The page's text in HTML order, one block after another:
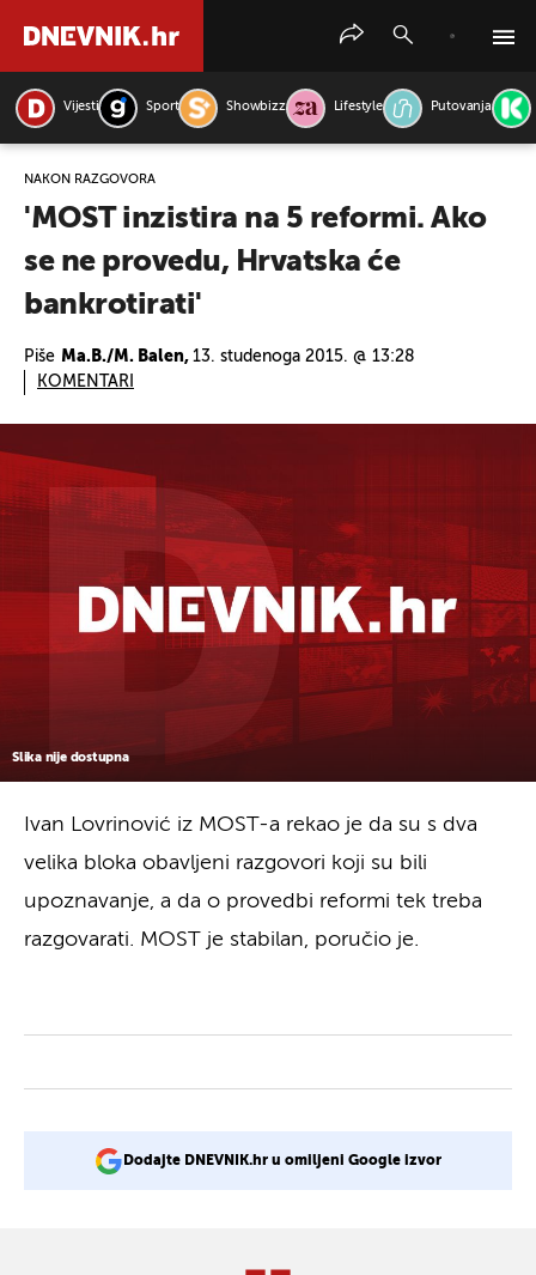
Vijesti Sport Showbizz Lifestyle Putovanja
NAKON RAZGOVORA
'MOST inzistira na 5 reformi. Ako
se ne provedu, Hrvatska će
bankrotirati'
Piše Ma.B./M. Balen, 13. studenoga 2015. @ 13:28
KOMENTARI
Slika nije dostupna
Ivan Lovrinović iz MOST-a rekao je da su s dva
velika bloka obavljeni razgovori koji su bili
upoznavanje, a da o provedbi reformi tek treba
razgovarati. MOST je stabilan, poručio je.
Dodajte DNEVNIK.hr u omiljeni Google izvor
PRETRAŽITE VIJESTI